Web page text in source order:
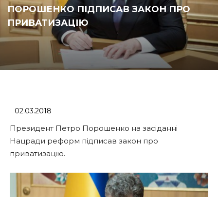
ПОРОШЕНКО ПІДПИСАВ ЗАКОН ПРО
ПРИВАТИЗАЦІЮ
02.03.2018
Президент Петро Порошенко на засіданні
Нацради реформ підписав закон про
приватизацію.